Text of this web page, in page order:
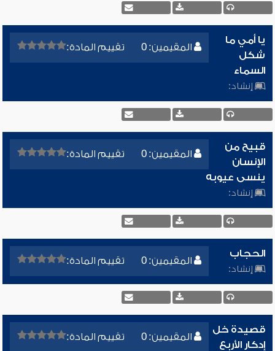
المقيمين: 0 تقييم المادة:
يا أمي ما
شكل
السماء
إنشاد:
المقيمين: 0 تقييم المادة:
قبيح من
الإنسان
ينسى عيوبه
إنشاد:
المقيمين: 0 تقييم المادة:
الحجاب
إنشاد:
المقيمين: 0 تقييم المادة:
قصيدة خل
إدكار الأربع